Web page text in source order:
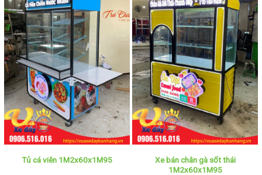
Tủ cá viên 1M2x60x1M95
Xe bán chân gà sốt thái
1M2x60x1M95